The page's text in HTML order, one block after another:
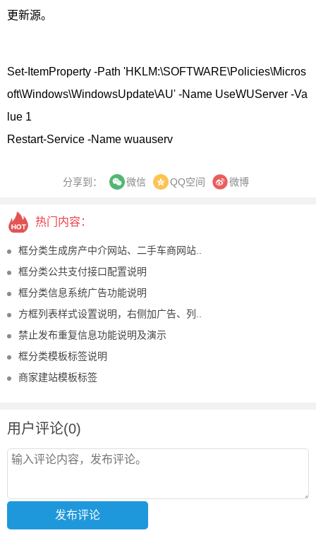
更新源。
Set-ItemProperty -Path 'HKLM:\SOFTWARE\Policies\Micros
oft\Windows\WindowsUpdate\AU' -Name UseWUServer -Va
lue 1
Restart-Service -Name wuauserv
分享到： 微信 QQ空间 微博
热门内容：
框分类生成房产中介网站、二手车商网站..
框分类公共支付接口配置说明
框分类信息系统广告功能说明
方框列表样式设置说明，右侧加广告、列..
禁止发布重复信息功能说明及演示
框分类模板标签说明
商家建站模板标签
用户评论(0)